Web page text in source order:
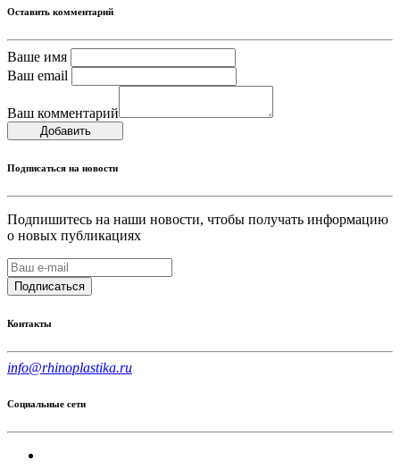
Оставить комментарий
Ваше имя
Ваш email
Ваш комментарий
Добавить
Подписаться на новости
Подпишитесь на наши новости, чтобы получать информацию
о новых публикациях
Подписаться
Контакты
info@rhinoplastika.ru
Социальные сети